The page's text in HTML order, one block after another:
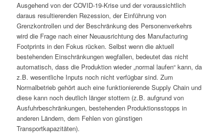
Ausgehend von der COVID-19-Krise und der voraussichtlich
daraus resultierenden Rezession, der Einführung von
Grenzkontrollen und der Beschränkung des Personenverkehrs
wird die Frage nach einer Neuausrichtung des Manufacturing
Footprints in den Fokus rücken. Selbst wenn die aktuell
bestehenden Einschränkungen wegfallen, bedeutet das nicht
automatisch, dass die Produktion wieder „normal laufen“ kann, da
z.B. wesentliche Inputs noch nicht verfügbar sind. Zum
Normalbetrieb gehört auch eine funktionierende Supply Chain und
diese kann noch deutlich länger stottern (z.B. aufgrund von
Ausfuhrbeschränkungen, bestehenden Produktionsstopps in
anderen Ländern, dem Fehlen von günstigen
Transportkapazitäten).